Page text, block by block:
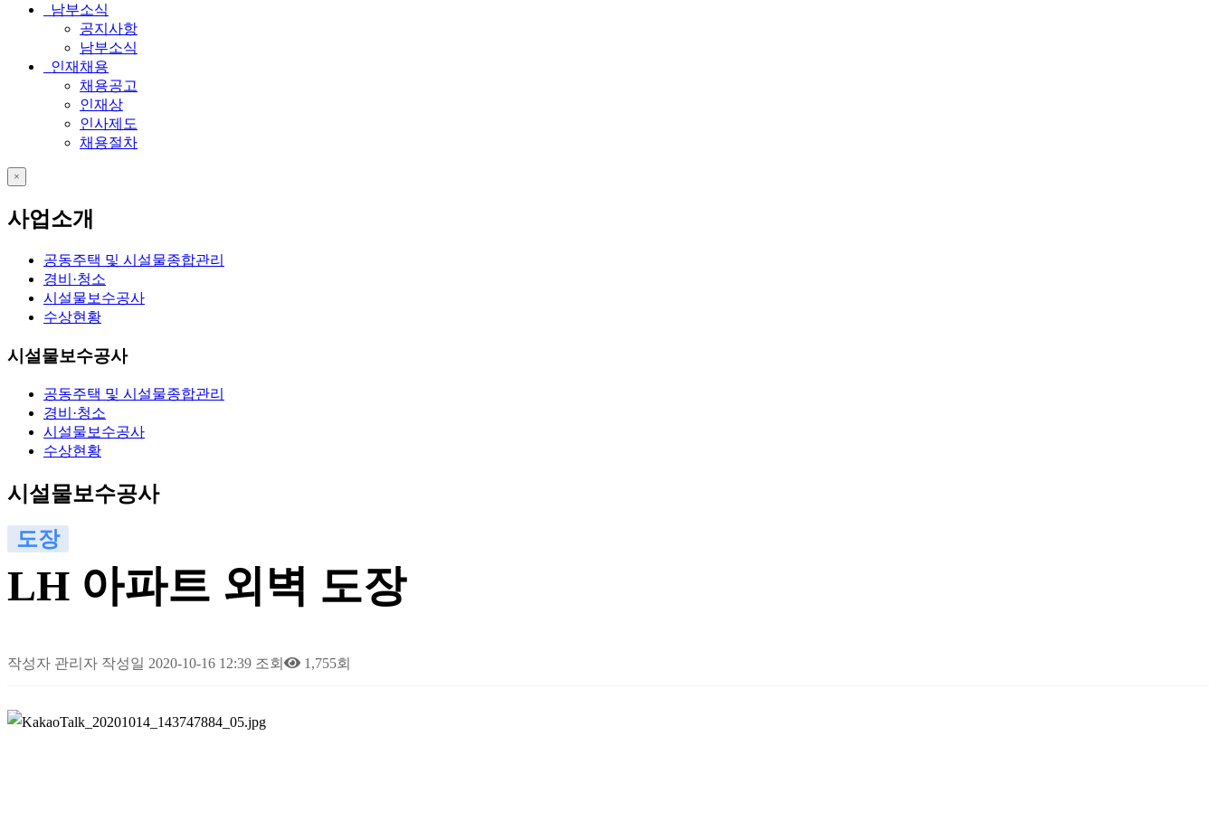
남부소식
공지사항
남부소식
인재채용
채용공고
인재상
인사제도
채용절차
close
사업소개
공동주택 및 시설물종합관리
경비·청소
시설물보수공사
수상현황
시설물보수공사
공동주택 및 시설물종합관리
경비·청소
시설물보수공사
수상현황
시설물보수공사
도장
LH 아파트 외벽 도장
작성자 관리자 작성일 2020-10-16 12:39 조회 1,755회